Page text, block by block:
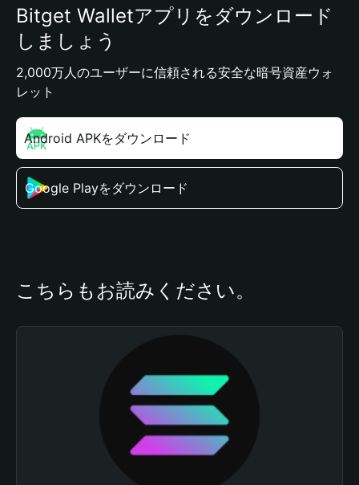
Bitget Walletアプリをダウンロード
しましょう
2,000万人のユーザーに信頼される安全な暗号資産ウォ
レット
Android APKをダウンロード
Google Playをダウンロード
こちらもお読みください。